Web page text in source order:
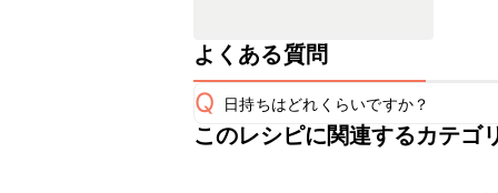
よくある質問
Q 日持ちはどれくらいですか？
保存期間は冷蔵で翌日中が目安です
このレシピに関連するカテゴ